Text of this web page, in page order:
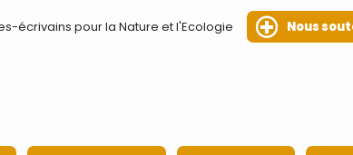
écrivains pour la Nature et l'Ecologie Nous